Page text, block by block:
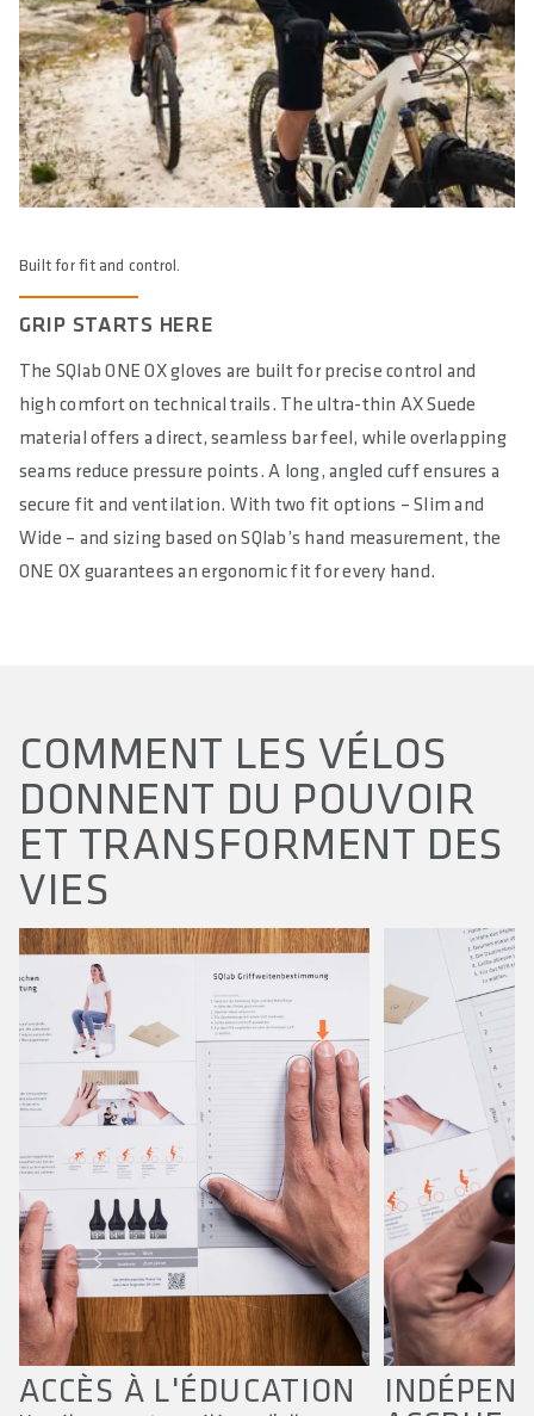
Built for fit and control.
GRIP STARTS HERE
The SQlab ONE OX gloves are built for precise control and
high comfort on technical trails. The ultra-thin AX Suede
material offers a direct, seamless bar feel, while overlapping
seams reduce pressure points. A long, angled cuff ensures a
secure fit and ventilation. With two fit options – Slim and
Wide – and sizing based on SQlab’s hand measurement, the
ONE OX guarantees an ergonomic fit for every hand.
COMMENT LES VÉLOS
DONNENT DU POUVOIR
ET TRANSFORMENT DES
VIES
ACCÈS À L'ÉDUCATION